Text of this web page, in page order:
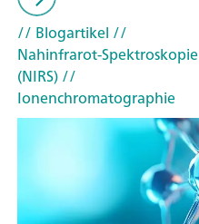
// Blogartikel //
Nahinfrarot-Spektroskopie
(NIRS)//
Ionenchromatographie